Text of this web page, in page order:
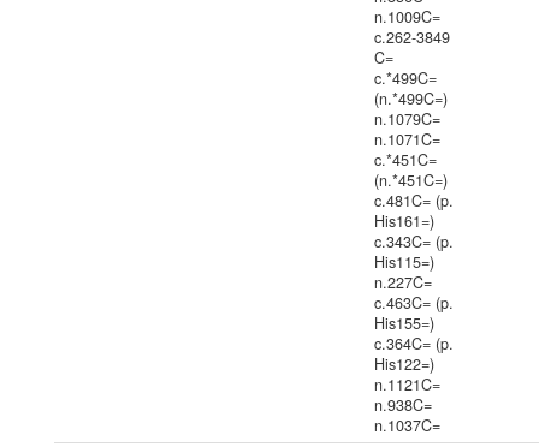
n.1009C=
c.262-3849
C=
c.*499C=
(n.*499C=)
n.1079C=
n.1071C=
c.*451C=
(n.*451C=)
c.481C= (p.
His161=)
c.343C= (p.
His115=)
n.227C=
c.463C= (p.
His155=)
c.364C= (p.
His122=)
n.1121C=
n.938C=
n.1037C=